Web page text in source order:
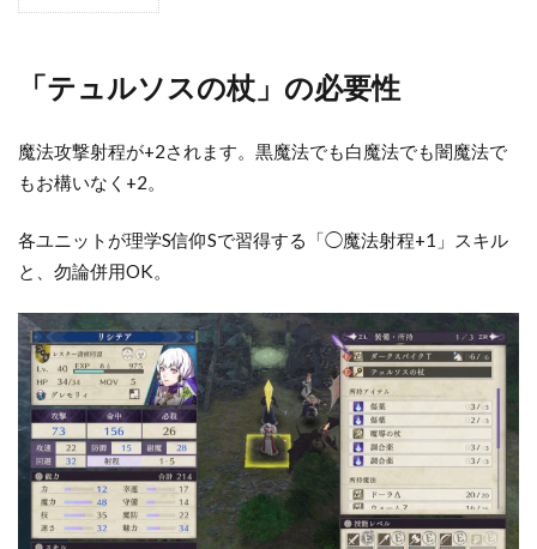
ソス
杖」
の必
2
テュ
スが
ない
とど
うな
る？
3
ロ
「テュルソスの杖」の必要性
魔法攻撃射程が+2されます。黒魔法でも白魔法でも闇魔法で
もお構いなく+2。
各ユニットが理学S信仰Sで習得する「◯魔法射程+1」スキル
と、勿論併用OK。